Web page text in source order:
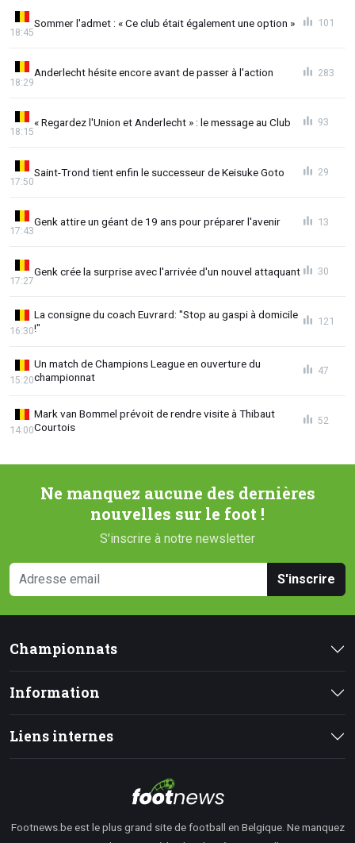
Sommer l'admet : « Ce club était également une option »
18:45
101
Anderlecht hésite encore avant de passer à l'action
18:29
283
« Regardez l'Union et Anderlecht » : le message au Club
18:15
93
Saint-Trond tient enfin le successeur de Keisuke Goto
17:50
29
Genk attire un géant de 19 ans pour préparer l'avenir
17:43
13
Genk crée la surprise avec l'arrivée d'un nouvel attaquant
17:27
30
La consigne du coach Euvrard: "Stop au gaspi à domicile
!"
16:30
121
Un match de Champions League en ouverture du
championnat
15:20
47
Mark van Bommel prévoit de rendre visite à Thibaut
Courtois
14:00
52
Ne manquez aucune des dernières
nouvelles sur le foot !
S'inscrire à notre newsletter
S'inscrire
Championnats
Information
Liens internes
Footnews.be est le plus grand site de football en Belgique. Ne manquez